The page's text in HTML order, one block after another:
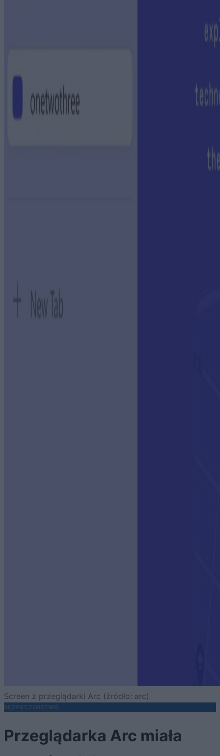
Screen z przeglądarki Arc (źródło: arc)
BEZPIECZEŃSTWO
Przeglądarka Arc miała